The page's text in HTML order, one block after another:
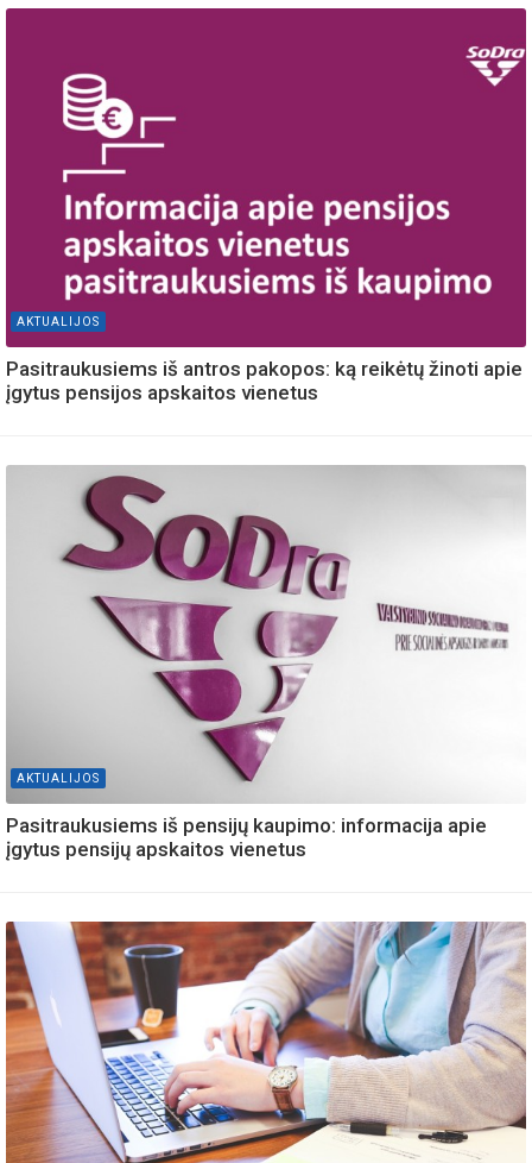
AKTUALIJOS
Pasitraukusiems iš antros pakopos: ką reikėtų žinoti apie
įgytus pensijos apskaitos vienetus
AKTUALIJOS
Pasitraukusiems iš pensijų kaupimo: informacija apie
įgytus pensijų apskaitos vienetus